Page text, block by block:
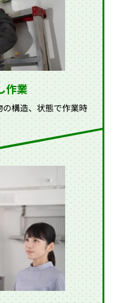
作業
構造、状態で作業時